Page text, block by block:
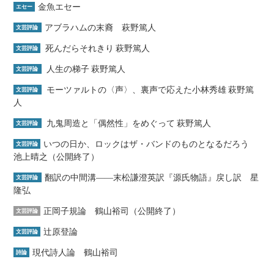
エセー 金魚エセー
文芸評論 アブラハムの末裔 萩野篤人
文芸評論 死んだらそれきり 萩野篤人
文芸評論 人生の梯子 萩野篤人
文芸評論
モーツァルトの〈声〉、裏声で応えた小林秀雄 萩野篤
人
文芸評論 九鬼周造と「偶然性」をめぐって 萩野篤人
文芸評論
いつの日か、ロックはザ・バンドのものとなるだろう
池上晴之（公開終了）
文芸評論
翻訳の中間溝――末松謙澄英訳『源氏物語』戻し訳 星
隆弘
文芸評論 正岡子規論 鶴山裕司（公開終了）
文芸評論 辻原登論
詩論 現代詩人論 鶴山裕司